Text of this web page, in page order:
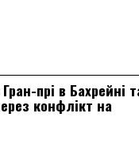
прі в Бахрейні
конфлікт на